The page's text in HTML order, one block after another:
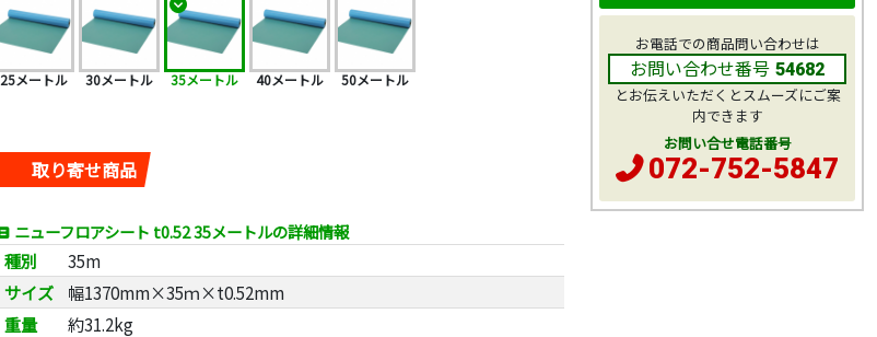
25メートル 30メートル 35メートル 40メートル 50メートル
取り寄せ商品
ニューフロアシート t0.52 35メートルの詳細情報
種別
35m
サイズ
幅1370mm×35ｍ×t0.52mm
重量
約31.2kg
お電話での商品問い合わせは
お問い合わせ番号 54682
とお伝えいただくとスムーズにご案
内できます
お問い合せ電話番号
072-752-5847